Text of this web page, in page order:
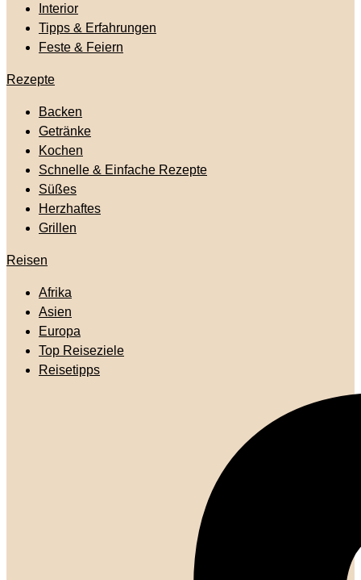
Interior
Tipps & Erfahrungen
Feste & Feiern
Rezepte
Backen
Getränke
Kochen
Schnelle & Einfache Rezepte
Süßes
Herzhaftes
Grillen
Reisen
Afrika
Asien
Europa
Top Reiseziele
Reisetipps